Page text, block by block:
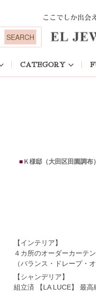
CATEGORY
■ Ｋ様邸（大田区田園調布）
【インテリア】
４カ所のオーダーカーテン
（バランス・ドレープ・
【シャンデリア】
組立済 【LA LUCE】 最